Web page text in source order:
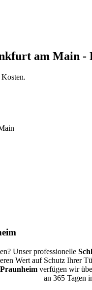
am Main -
Unser professionelle
Wert auf Schutz Ihrer
verfügen wir
an 365 Tagen